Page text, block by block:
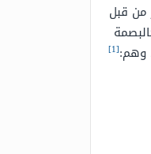
من قبل
كالبصمة
وهم:[1]